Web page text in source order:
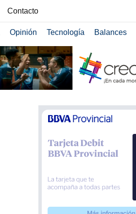
Contacto
Opinión Tecnología Balances